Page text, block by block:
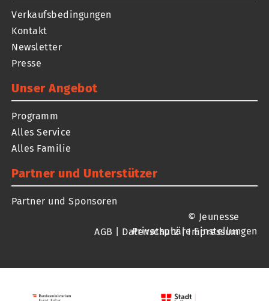
Verkaufsbedingungen
Kontakt
Newsletter
Presse
Unser Angebot
Programm
Alles Service
Alles Familie
Partner und Unterstützer
Partner und Sponsoren
© Jeunesse
AGB
Datenschutz|Impressum
Privatsphäre Einstellungen